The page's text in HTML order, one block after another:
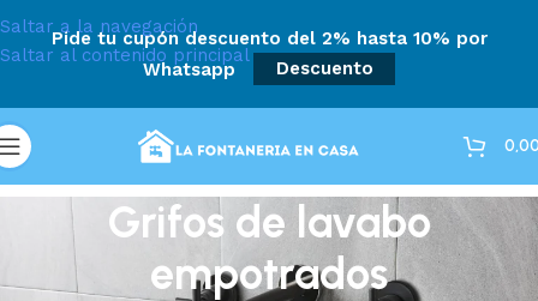
Saltar a la navegación
Saltar al contenido principal
Pide tu cupón descuento del 2% hasta 10% por
Whatsapp
Descuento
Grifos de lavabo
empotrados